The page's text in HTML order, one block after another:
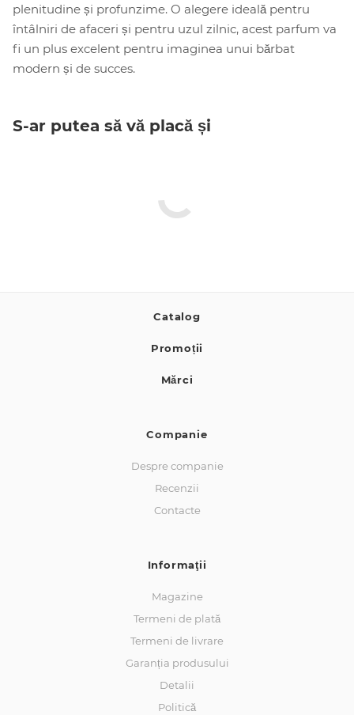
plenitudine și profunzime. O alegere ideală pentru
întâlniri de afaceri și pentru uzul zilnic, acest parfum va
fi un plus excelent pentru imaginea unui bărbat
modern și de succes.
S-ar putea să vă placă și
Catalog
Promoții
Mărci
Companie
Despre companie
Recenzii
Contacte
Informaţii
Magazine
Termeni de plată
Termeni de livrare
Garanția produsului
Detalii
Politică